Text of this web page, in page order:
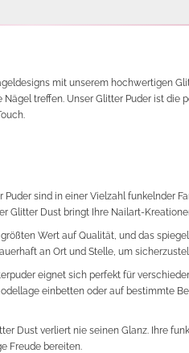
mit unserem hochwertigen
Nägel treffen. Unser Glitter Puder ist
Puder sind in einer Vielzahl funkelnder
Glitter Dust bringt Ihre Nailart-
Wert auf Qualität, und das
an Ort und Stelle, um
eignet sich perfekt für
einbetten oder auf bestimmte
Dust verliert nie seinen Glanz. Ihre
Freude bereiten.